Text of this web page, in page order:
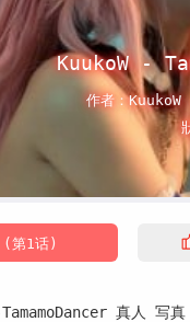
KuukoW -
作者：
(第1话)
真人 写真